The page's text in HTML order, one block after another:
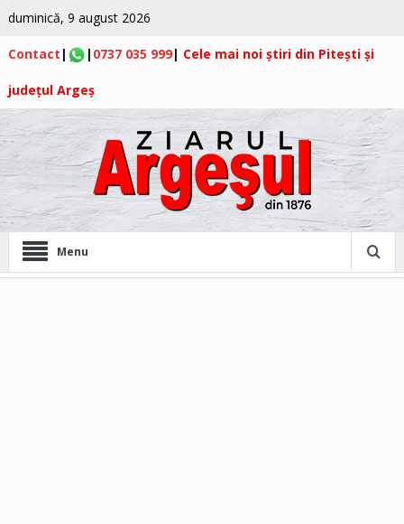
duminică, 9 august 2026
Contact | | 0737 035 999| Cele mai noi știri din Pitești și
județul Argeș
Menu